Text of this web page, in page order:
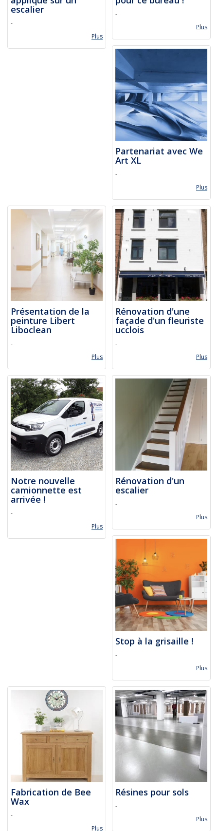
escalier
-
Plus
-
Plus
Partenariat avec We
Art XL
-
Plus
Présentation de la
peinture Libert
Liboclean
-
Plus
Rénovation d'une
façade d'un fleuriste
ucclois
-
Plus
Notre nouvelle
camionnette est
arrivée !
-
Plus
Rénovation d'un
escalier
-
Plus
Stop à la grisaille !
-
Plus
Fabrication de Bee
Wax
-
Plus
Résines pour sols
-
Plus